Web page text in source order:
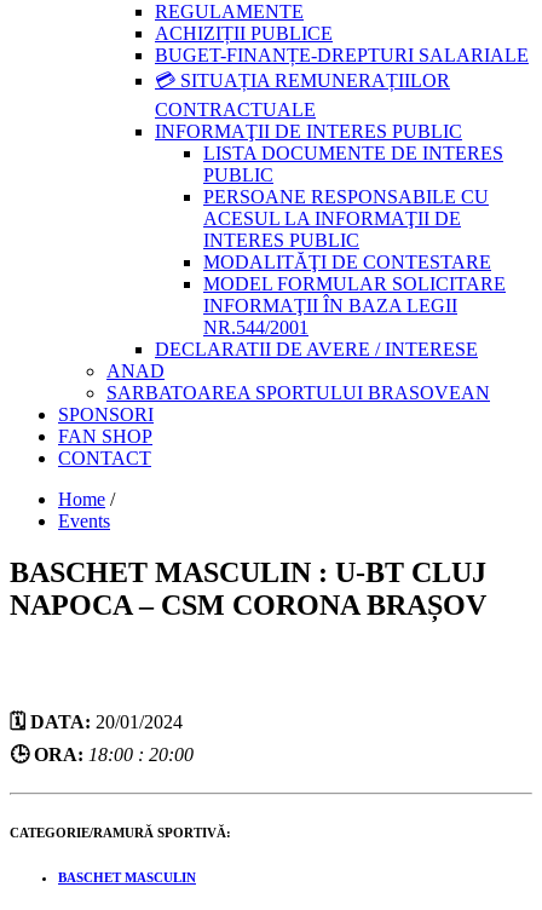
REGULAMENTE
ACHIZIȚII PUBLICE
BUGET-FINANȚE-DREPTURI SALARIALE
💳 SITUAȚIA REMUNERAȚIILOR
CONTRACTUALE
INFORMAŢII DE INTERES PUBLIC
LISTA DOCUMENTE DE INTERES
PUBLIC
PERSOANE RESPONSABILE CU
ACESUL LA INFORMAŢII DE
INTERES PUBLIC
MODALITĂŢI DE CONTESTARE
MODEL FORMULAR SOLICITARE
INFORMAŢII ÎN BAZA LEGII
NR.544/2001
DECLARATII DE AVERE / INTERESE
ANAD
SARBATOAREA SPORTULUI BRASOVEAN
SPONSORI
FAN SHOP
CONTACT
Home /
Events
BASCHET MASCULIN : U-BT CLUJ
NAPOCA – CSM CORONA BRAȘOV
🗓️ DATA: 20/01/2024
🕒 ORA: 18:00 : 20:00
CATEGORIE/RAMURĂ SPORTIVĂ:
BASCHET MASCULIN